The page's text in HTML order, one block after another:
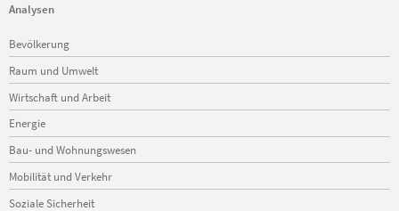
Analysen
Navigation
überspringen
Bevölkerung
Raum und Umwelt
Wirtschaft und Arbeit
Energie
Bau- und Wohnungswesen
Mobilität und Verkehr
Soziale Sicherheit